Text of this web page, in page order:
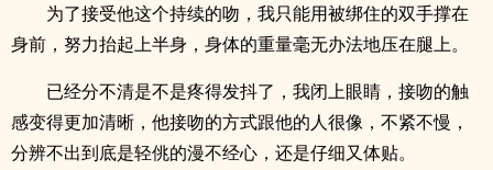
为了接受他这个持续的吻，我只能用被绑住的双手撑在
身前，努力抬起上半身，身体的重量毫无办法地压在腿上。
已经分不清是不是疼得发抖了，我闭上眼睛，接吻的触
感变得更加清晰，他接吻的方式跟他的人很像，不紧不慢，
分辨不出到底是轻佻的漫不经心，还是仔细又体贴。